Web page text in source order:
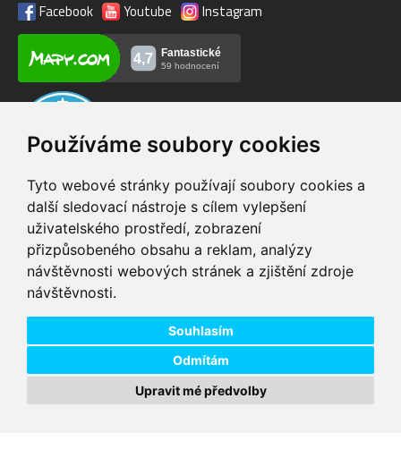
Používáme soubory cookies
Tyto webové stránky používají soubory cookies a
další sledovací nástroje s cílem vylepšení
uživatelského prostředí, zobrazení
přizpůsobeného obsahu a reklam, analýzy
návštěvnosti webových stránek a zjištění zdroje
návštěvnosti.
Souhlasím
Odmítám
Upravit mé předvolby
Facebook Youtube Instagram
VIP servis
na zakoupená
elektrokola
Testovací trať
možnost vyzkoušet si
elektrokola
Doprava ZDARMA
pro objednávky nad 1600 zboží skladem při
Copyright © 2026 DD PNEU s.r.o. Všechna práva vyhrazena. bb9